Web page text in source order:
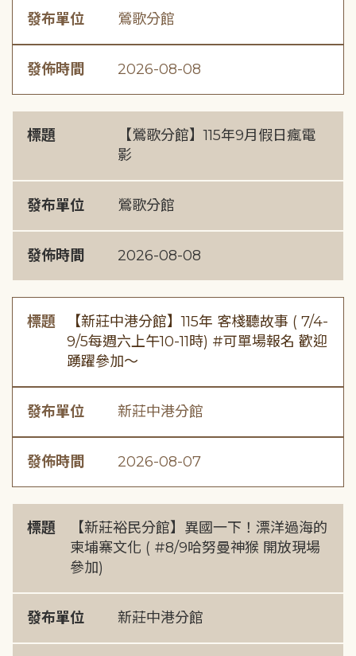
發布單位 鶯歌分館
發佈時間 2026-08-08
標題
【鶯歌分館】115年9月假日瘋電
影
發布單位 鶯歌分館
發佈時間 2026-08-08
標題
【新莊中港分館】115年 客棧聽故事 ( 7/4-
9/5每週六上午10-11時) #可單場報名 歡迎
踴躍參加～
發布單位 新莊中港分館
發佈時間 2026-08-07
標題
【新莊裕民分館】異國一下！漂洋過海的
柬埔寨文化 ( #8/9哈努曼神猴 開放現場
參加)
發布單位 新莊中港分館